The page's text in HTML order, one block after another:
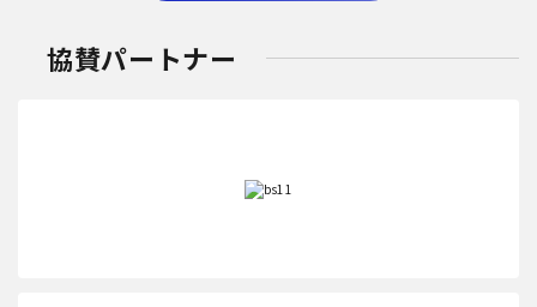
協賛パートナー